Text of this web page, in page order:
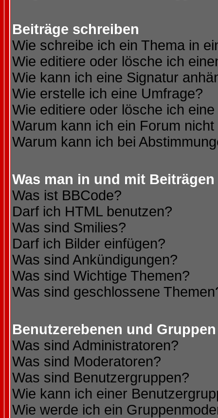
Beiträge schreiben
Wie schreibe ich ein Thema in
Wie editiere oder lösche ich
Wie kann ich eine Signatur
Wie erstelle ich eine Umfrage?
Wie editiere oder lösche ich
Warum kann ich ein Forum
Warum kann ich bei
Was man in und mit
Was ist BBCode?
Darf ich HTML benutzen?
Was sind Smilies?
Darf ich Bilder einfügen?
Was sind Ankündigungen?
Was sind Wichtige Themen?
Was sind geschlossene
Benutzerebenen und Gruppen
Was sind Administratoren?
Was sind Moderatoren?
Was sind Benutzergruppen?
Wie kann ich einer
Wie werde ich ein